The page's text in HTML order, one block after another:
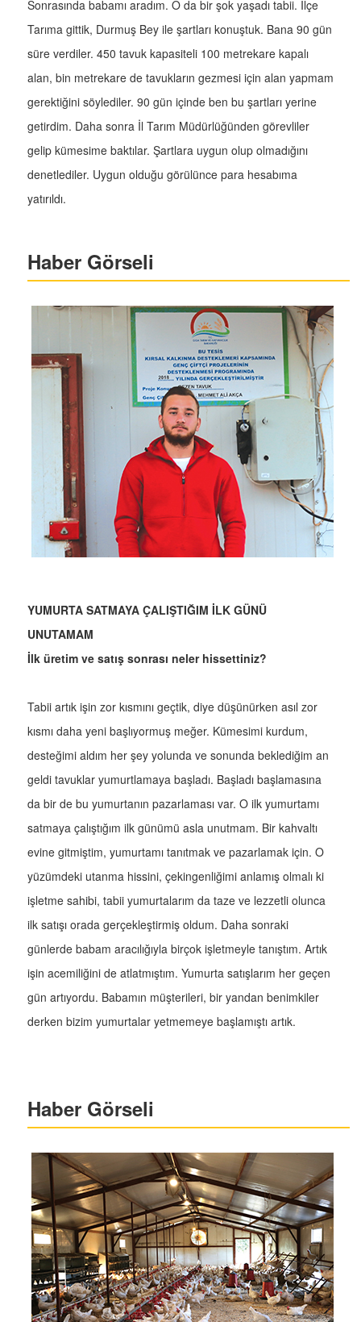
Sonrasında babamı aradım. O da bir şok yaşadı tabii. İlçe
Tarıma gittik, Durmuş Bey ile şartları konuştuk. Bana 90 gün
süre verdiler. 450 tavuk kapasiteli 100 metrekare kapalı
alan, bin metrekare de tavukların gezmesi için alan yapmam
gerektiğini söylediler. 90 gün içinde ben bu şartları yerine
getirdim. Daha sonra İl Tarım Müdürlüğünden görevliler
gelip kümesime baktılar. Şartlara uygun olup olmadığını
denetlediler. Uygun olduğu görülünce para hesabıma
yatırıldı.
Haber Görseli
YUMURTA SATMAYA ÇALIŞTIĞIM İLK GÜNÜ
UNUTAMAM
İlk üretim ve satış sonrası neler hissettiniz?
Tabii artık işin zor kısmını geçtik, diye düşünürken asıl zor
kısmı daha yeni başlıyormuş meğer. Kümesimi kurdum,
desteğimi aldım her şey yolunda ve sonunda beklediğim an
geldi tavuklar yumurtlamaya başladı. Başladı başlamasına
da bir de bu yumurtanın pazarlaması var. O ilk yumurtamı
satmaya çalıştığım ilk günümü asla unutmam. Bir kahvaltı
evine gitmiştim, yumurtamı tanıtmak ve pazarlamak için. O
yüzümdeki utanma hissini, çekingenliğimi anlamış olmalı ki
işletme sahibi, tabii yumurtalarım da taze ve lezzetli olunca
ilk satışı orada gerçekleştirmiş oldum. Daha sonraki
günlerde babam aracılığıyla birçok işletmeyle tanıştım. Artık
işin acemiliğini de atlatmıştım. Yumurta satışlarım her geçen
gün artıyordu. Babamın müşterileri, bir yandan benimkiler
derken bizim yumurtalar yetmemeye başlamıştı artık.
Haber Görseli